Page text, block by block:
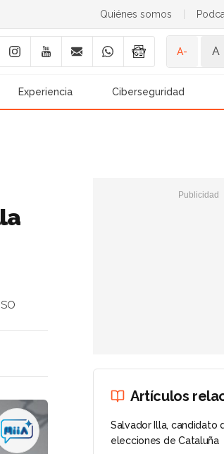
Quiénes somos
A- A
Experiencia Ciberseguridad
Artículos
Salvador Illa, candidato
elecciones de Cataluña